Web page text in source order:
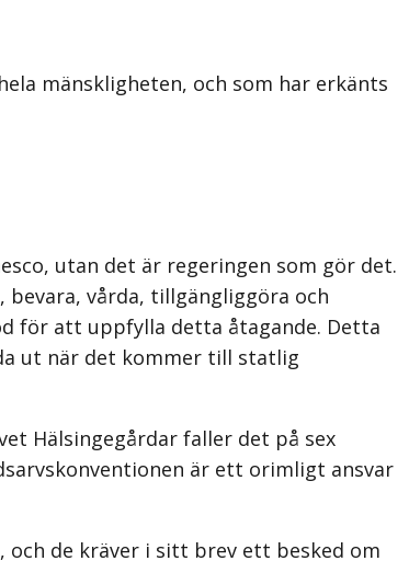
mänskligheten, och som har erkänts
utan det är regeringen som gör det.
vårda, tillgängliggöra och
för att uppfylla detta åtagande. Detta
ut när det kommer till statlig
Hälsingegårdar faller det på sex
är ett orimligt ansvar
de kräver i sitt brev ett besked om